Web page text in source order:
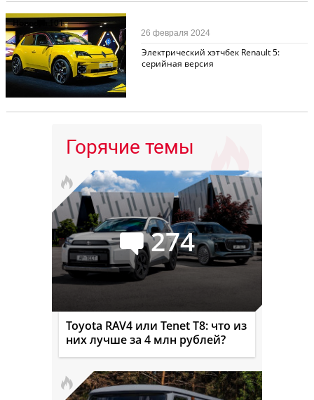
Новости 101
Электрический хэтчбек Renault 5:
серийная версия
26 февраля 2024
Горячие темы
274
Toyota RAV4 или Tenet T8: что из
них лучше за 4 млн рублей?